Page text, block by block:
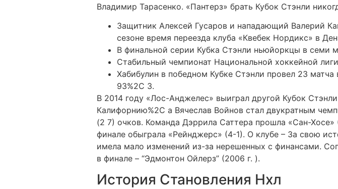
Владимир Тарасенко. «Пантерз» брать Кубок Стэнли
Защитник Алексей Гусаров и нападающий Валерий
сезоне время переезда клуба «Квебек Нордикс» в
В финальной серии Кубка Стэнли ньюйоркцы в семи
Стабильный чемпионат Национальной хоккейной
Хабибулин в победном Кубке Стэнли провел 23
93%2C 3.
В 2014 году «Лос-Анджелес» выиграл другой Кубок
Калифорнию%2C а Вячеслав Войнов стал двукратным
(2 7) очков. Команда Дэррила Саттера прошла «Сан-
финале обыграла «Рейнджерс» (4-1). О клубе – За свою
имела мало изменений из-за нерешенных с финансами.
в финале – “Эдмонтон Ойлерз” (2006 г. ).
История Становления Нхл